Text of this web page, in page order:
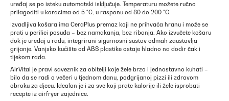
uređaj se po isteku automatski isključuje. Temperaturu možete ručno
prilagoditi u koracima od 5 °C, u rasponu od 80 do 200 °C.
Izvadljiva košara ima CeraPlus premaz koji ne prihvaća hranu i može se
prati u perilici posuđa – bez namakanja, bez ribanja. Ako izvučete košaru
dok je uređaj u radu, integrirani sigurnosni sustav odmah zaustavlja
grijanje. Vanjsko kućište od ABS plastike ostaje hladno na dodir čak i
tijekom rada.
AirVital je pravi saveznik za obitelji koje žele brzo i jednostavno kuhati –
bilo da se radi o večeri u tjednom danu, podgrijanoj pizzi ili zdravom
obroku za djecu. Idealan je i za sve koji prate kalorije ili žele isprobati
recepte iz airfryer zajednice.